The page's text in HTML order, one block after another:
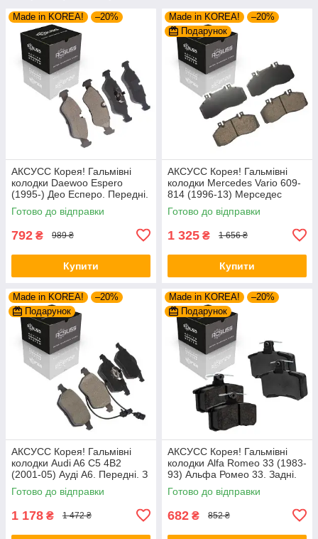
Made in KOREA! –20%
АКСУСС Корея! Гальмівні
колодки Daewoo Espero
(1995-) Део Есперо. Передні.
GDB951 , FSL584
Готово до відправки
792 ₴ 989 ₴
Купити
Made in KOREA!
–20%
Подарунок
АКСУСС Корея! Гальмівні
колодки Mercedes Vario 609-
814 (1996-13) Мерседес
Варіо. Задні. GDB1695 ,
FVR1522 , GDB5050
Готово до відправки
1 325 ₴ 1 656 ₴
Купити
Made in KOREA!
–20%
Подарунок
АКСУСС Корея! Гальмівні
колодки Audi A6 С5 4B2
(2001-05) Ауді А6. Передні. З
датчиками! GDB1307 ,
GDB1488 , FDB1323 ,
Готово до відправки
1 178 ₴ 1 472 ₴
Made in KOREA!
–20%
Подарунок
АКСУСС Корея! Гальмівні
колодки Alfa Romeo 33 (1983-
93) Альфа Ромео 33. Задні.
GDB1050 , FDB222
Готово до відправки
682 ₴ 852 ₴